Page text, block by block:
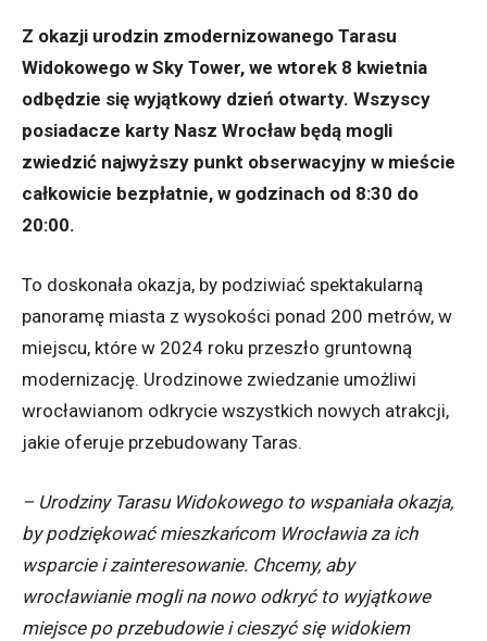
Z okazji urodzin zmodernizowanego Tarasu
Widokowego w Sky Tower, we wtorek 8 kwietnia
odbędzie się wyjątkowy dzień otwarty. Wszyscy
posiadacze karty Nasz Wrocław będą mogli
zwiedzić najwyższy punkt obserwacyjny w mieście
całkowicie bezpłatnie, w godzinach od 8:30 do
20:00.
To doskonała okazja, by podziwiać spektakularną
panoramę miasta z wysokości ponad 200 metrów, w
miejscu, które w 2024 roku przeszło gruntowną
modernizację. Urodzinowe zwiedzanie umożliwi
wrocławianom odkrycie wszystkich nowych atrakcji,
jakie oferuje przebudowany Taras.
– Urodziny Tarasu Widokowego to wspaniała okazja,
by podziękować mieszkańcom Wrocławia za ich
wsparcie i zainteresowanie. Chcemy, aby
wrocławianie mogli na nowo odkryć to wyjątkowe
miejsce po przebudowie i cieszyć się widokiem